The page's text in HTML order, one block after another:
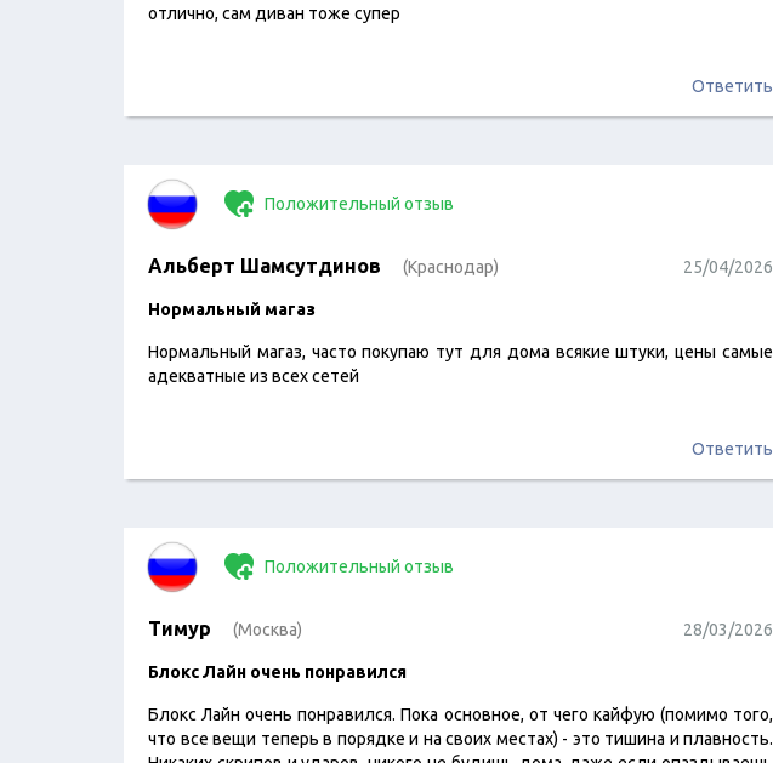
отлично, сам диван тоже супер
Ответить
Положительный отзыв
Альберт Шамсутдинов (Краснодар) 25/04/2026
Нормальный магаз
Нормальный магаз, часто покупаю тут для дома всякие штуки, цены самые
адекватные из всех сетей
Ответить
Положительный отзыв
Тимур (Москва) 28/03/2026
Блокс Лайн очень понравился
Блокс Лайн очень понравился. Пока основное, от чего кайфую (помимо того,
что все вещи теперь в порядке и на своих местах) - это тишина и плавность.